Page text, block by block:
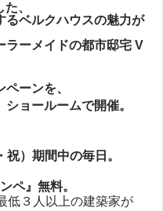
、
るベルクハウスの魅力が
ラーメイドの都市邸宅 V
ーンを、
ョールームで開催。
）期間中の毎日。
ペ』無料。
低３人以上の建築家が